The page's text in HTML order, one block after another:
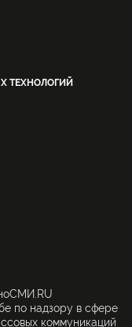
ТЕХНОЛОГИЙ
по надзору в сфере
коммуникаций